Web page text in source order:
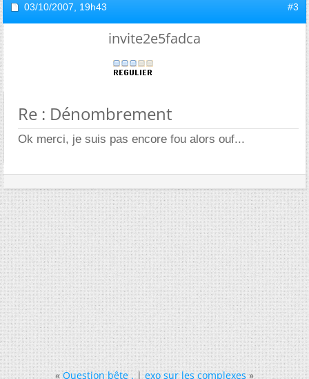
03/10/2007, 19h43 #3
invite2e5fadca
Re : Dénombrement
Ok merci, je suis pas encore fou alors ouf...
« Question bête .|exo sur les complexes »